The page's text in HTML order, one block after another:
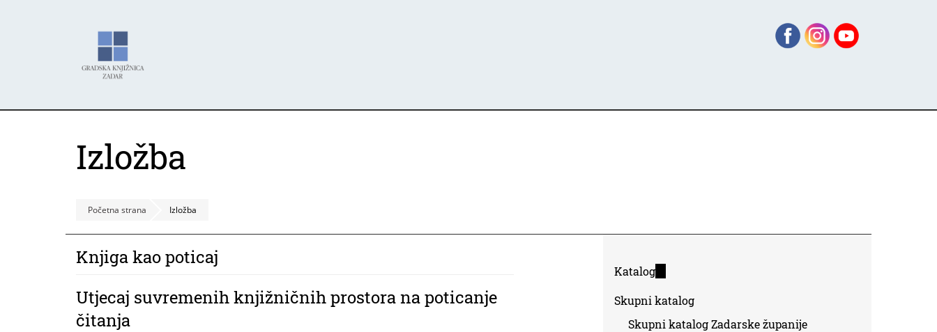
Izložba
Početna strana Izložba
Knjiga kao poticaj
Utjecaj suvremenih knjižničnih prostora na poticanje
čitanja
Katalog(link
external)
Skupni katalog
Skupni katalog Zadarske županije